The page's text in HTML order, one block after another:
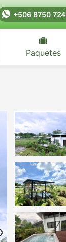
+506 8750
Paquetes